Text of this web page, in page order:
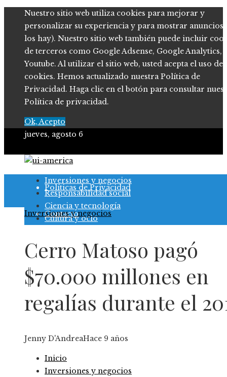
Nuestro sitio web utiliza cookies para mejorar y
personalizar su experiencia y para mostrar anuncios
los hay). Nuestro sitio web también puede incluir
de terceros como Google Adsense, Google Analytics,
Youtube. Al utilizar el sitio web, usted acepta el uso de
cookies. Hemos actualizado nuestra Política de
Privacidad. Haga clic en el botón para consultar
Política de privacidad.
Ok, Acepto
jueves, agosto 6
Quiénes somos
Políticas de Privacidad
Contacto
Inversiones y negocios
Responsabilidad social
Ciencia y tecnología
Cultura y ocio
Inversiones y negocios
Cerro Matoso pagó
$70.000 millones en
regalías durante el
Jenny D'AndreaHace 9 años
Inicio
Inversiones y negocios